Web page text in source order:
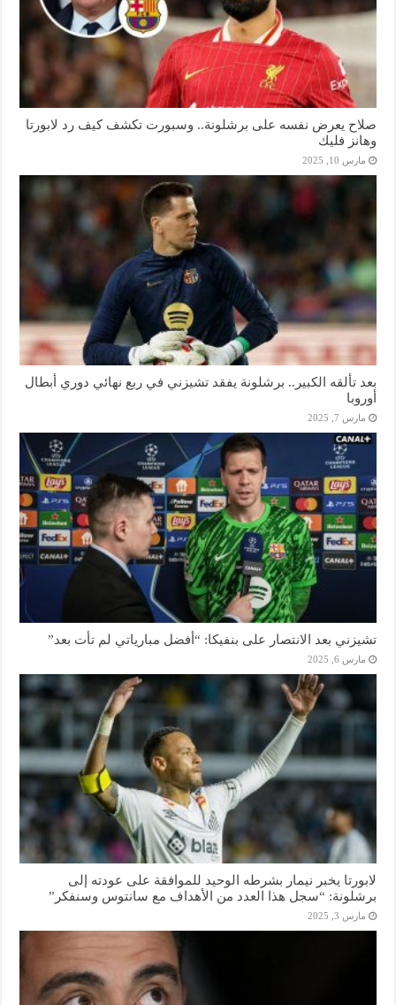
صلاح يعرض نفسه على برشلونة.. وسبورت تكشف كيف رد لابورتا
وهانز فليك
مارس 10, 2025
بعد تألقه الكبير.. برشلونة يفقد تشيزني في ربع نهائي دوري أبطال
أوروبا
مارس 7, 2025
تشيزني بعد الانتصار على بنفيكا: “أفضل مبارياتي لم تأت بعد”
مارس 6, 2025
لابورتا يخبر نيمار بشرطه الوحيد للموافقة على عودته إلى
برشلونة: “سجل هذا العدد من الأهداف مع سانتوس وسنفكر”
مارس 3, 2025